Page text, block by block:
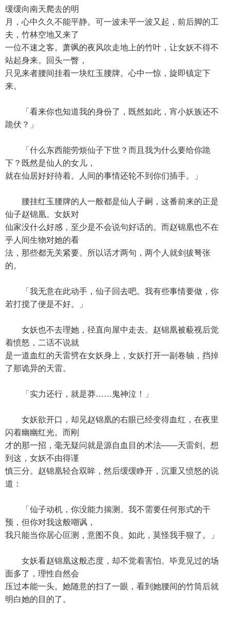
缓缓向南天爬去的明
月，心中久久不能平静。可一波未平一波又起，前后脚的工
夫，竹林空地又来了
一位不速之客。萧飒的夜风吹走地上的竹叶，让女妖不得不
站起身来。回头一瞥，
只见来者腰间挂着一块红玉腰牌。心中一惊，旋即镇定下
来。
「看来你也知道我的身份了，既然如此，宵小妖族还不
跪伏？」
「什么东西能劳烦仙子下世？而且我为什么要给你跪
下？既然是仙人的女儿，
就在仙居好好待着。人间的事情还轮不到你们插手。」
腰挂红玉腰牌的人一般都是仙人子嗣，这番前来的正是
仙子赵锦凰。女妖对
仙家没什么好感，至少是不会说句好话的。而赵锦凰也不在
乎人间生物对她的看
法，那些都无关紧要。所以话才两句，两个人就剑拔弩张
的。
「我无意在此动手，仙子回去吧。我有些事情要做，你
若打搅了便是不好。」
女妖也不去理她，径直向屋中走去。赵锦凰被藐视后觉
着愤怒，二话不说就
是一道血红的天雷劈在女妖身上，女妖打开一副卷轴，挡掉
了那诡异的天雷。
「实力还行，就是莽……鬼神泣！」
女妖欲开口，却见赵锦凰的右眼已经变得血红，在夜里
闪着幽幽红光。而刚
才的那一招，毫无疑问就是源自血目的术法——天雷剑。想
到这，女妖不由得谨
慎三分。赵锦凰轻合双眸，然后缓缓睁开，沉重又愤怒的说
道：
「仙子动机，你没能力揣测。我不需要任何形式的干
预，但你对我这般嘲讽，
我只能当你居心叵测，意图不良。如此，莫怪我手狠了。」
女妖看赵锦凰这般态度，却不觉着害怕。毕竟见过的场
面多了，理性自然会
压过本能一头。她随意的扫了一眼，看到她腰间的竹筒后就
明白她的目的了。